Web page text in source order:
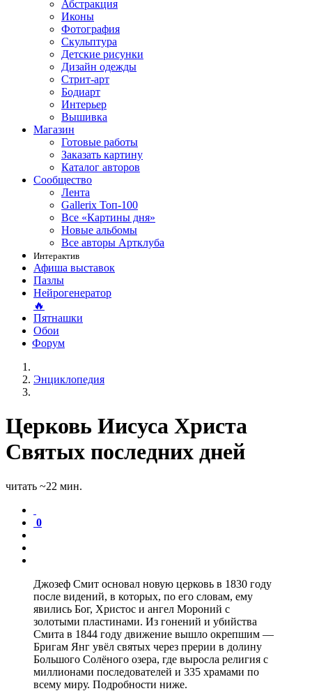
Абстракция
Иконы
Фотография
Скульптура
Детские рисунки
Дизайн одежды
Стрит-арт
Бодиарт
Интерьер
Вышивка
Магазин
Готовые работы
Заказать картину
Каталог авторов
Сообщество
Лента
Gallerix Топ-100
Все «Картины дня»
Новые альбомы
Все авторы Артклуба
Интерактив
Афиша выставок
Пазлы
Нейрогенератор
🔥
Пятнашки
Обои
Форум
Энциклопедия
Церковь Иисуса Христа
Святых последних дней
читать ~22 мин.
0
Джозеф Смит основал новую церковь в 1830 году
после видений, в которых, по его словам, ему
явились Бог, Христос и ангел Мороний с
золотыми пластинами. Из гонений и убийства
Смита в 1844 году движение вышло окрепшим —
Бригам Янг увёл святых через прерии в долину
Большого Солёного озера, где выросла религия с
миллионами последователей и 335 храмами по
всему миру. Подробности ниже.